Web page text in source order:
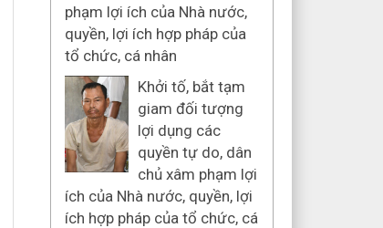
phạm lợi ích của Nhà nước,
quyền, lợi ích hợp pháp của
tổ chức, cá nhân
Khởi tố, bắt tạm
giam đối tượng
lợi dụng các
quyền tự do, dân
chủ xâm phạm lợi
ích của Nhà nước, quyền, lợi
ích hợp pháp của tổ chức, cá